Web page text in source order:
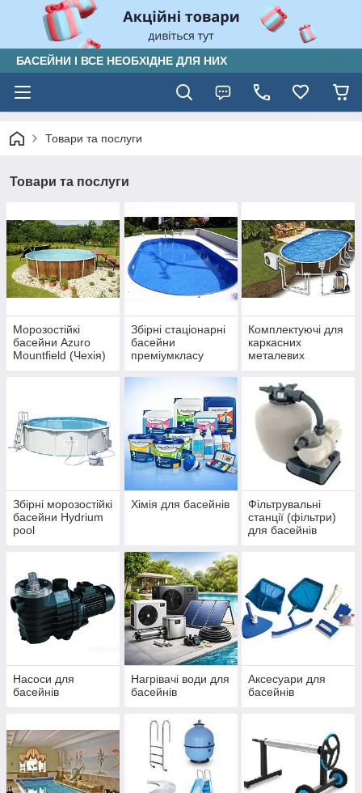
БАСЕЙНИ І ВСЕ НЕОБХІДНЕ ДЛЯ НИХ
Товари та послуги
Товари та послуги
Морозостійкі
басейни Azuro
Mountfield (Чехія)
Збірні стаціонарні
басейни
преміумкласу
(ЧЕХІЯ)
Комплектуючі для
каркасних
металевих
Збірні морозостійкі
басейни Hydrium
pool
Хімія для басейнів
Фільтрувальні
станції (фільтри)
для басейнів
Насоси для
басейнів
Нагрівачі води для
басейнів
Аксесуари для
басейнів